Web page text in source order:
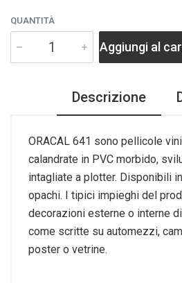
QUANTITÀ
Aggiungi al
Descrizione
ORACAL 641 sono pellicole
calandrate in PVC morbido,
intagliate a plotter. Disponibili
opachi. I tipici impieghi del
decorazioni esterne o interne
come scritte su automezzi,
poster o vetrine.